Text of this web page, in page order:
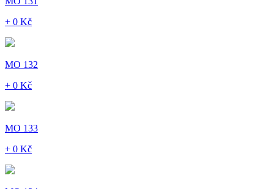
+ 0 Kč
MO 132
+ 0 Kč
MO 133
+ 0 Kč